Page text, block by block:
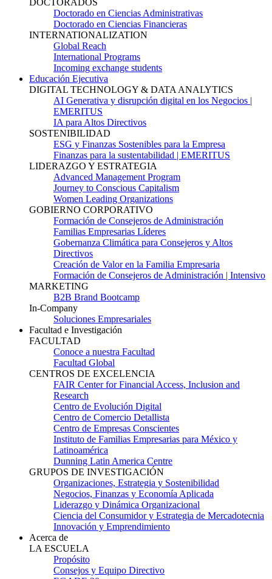
DOCTORADOS
Doctorado en Ciencias Administrativas
Doctorado en Ciencias Financieras
INTERNATIONALIZATION
Global Reach
International Programs
Incoming exchange students
Educación Ejecutiva
DIGITAL TECHNOLOGY & DATA ANALYTICS
AI Generativa y disrupción digital en los Negocios |
EMERITUS
IA para Altos Directivos
SOSTENIBILIDAD
ESG y Finanzas Sostenibles para la Empresa
Finanzas para la sustentabilidad | EMERITUS
LIDERAZGO Y ESTRATEGIA
Advanced Management Program
Journey to Conscious Capitalism
Women Leading Organizations
GOBIERNO CORPORATIVO
Formación de Consejeros de Administración
Familias Empresarias Líderes
Gobernanza Climática para Consejeros y Altos
Directivos
Creación de Valor en la Familia Empresaria
Formación de Consejeros de Administración | Intensivo
MARKETING
B2B Brand Bootcamp
In-Company
Soluciones Empresariales
Facultad e Investigación
FACULTAD
Conoce a nuestra Facultad
Facultad Global
CENTROS DE EXCELENCIA
FAIR Center for Financial Access, Inclusion and
Research
Centro de Evolución Digital
Centro de Comercio Detallista
Centro de Empresas Conscientes
Instituto de Familias Empresarias para México y
Latinoamérica
Dunning Latin America Centre
GRUPOS DE INVESTIGACIÓN
Organizaciones, Estrategia y Sostenibilidad
Negocios, Finanzas y Economía Aplicada
Liderazgo y Dinámica Organizacional
Ciencia del Consumidor y Estrategia de Mercadotecnia
Innovación y Emprendimiento
Acerca de
LA ESCUELA
Propósito
Consejos y Equipo Directivo